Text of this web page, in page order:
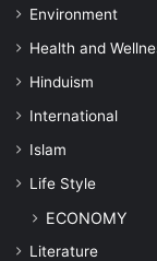
Environment
Health and
Hinduism
International
Islam
Life Style
ECONOMY
Literature